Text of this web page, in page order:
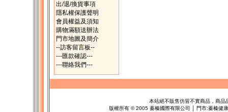
出/退/換貨事項
隱私權保護聲明
會員權益及須知
購物滿額送辦法
門市地圖及簡介
--訪客留言板--
---匯款確認---
---聯絡我們---
本站絕不販售仿冒不實商品，商品
版權所有 ©2005 蓁榛國際有限公司 │ 門市:蓁榛健